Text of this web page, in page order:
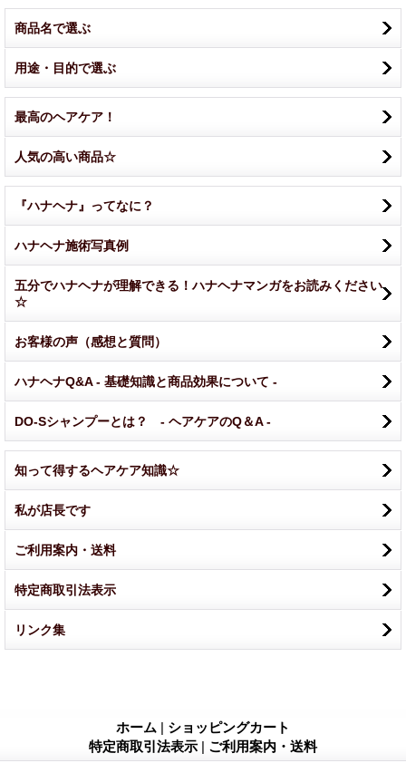
商品名で選ぶ
用途・目的で選ぶ
最高のヘアケア！
人気の高い商品☆
『ハナヘナ』ってなに？
ハナヘナ施術写真例
五分でハナヘナが理解できる！ハナヘナマンガをお読みください
☆
お客様の声（感想と質問）
ハナヘナQ&A - 基礎知識と商品効果について -
DO-Sシャンプーとは？ - ヘアケアのQ＆A -
知って得するヘアケア知識☆
私が店長です
ご利用案内・送料
特定商取引法表示
リンク集
ホーム | ショッピングカート
特定商取引法表示 | ご利用案内・送料